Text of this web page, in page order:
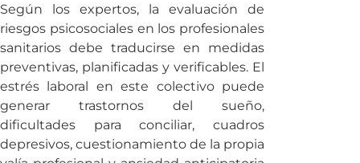
Según los expertos, la evaluación de
riesgos psicosociales en los profesionales
sanitarios debe traducirse en medidas
preventivas, planificadas y verificables. El
estrés laboral en este colectivo puede
generar trastornos del sueño,
dificultades para conciliar, cuadros
depresivos, cuestionamiento de la propia